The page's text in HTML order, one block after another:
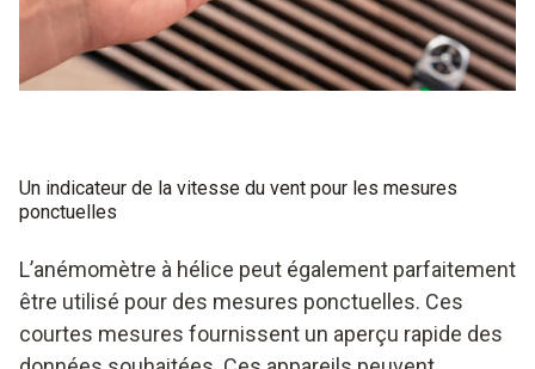
climatiques ou si vous avez besoin d’autres données, vous
pouvez également choisir un anémomètre permettant de
déterminer le point de rosée. Des évaluations encore plus
Un indicateur de la vitesse du vent pour les mesures
ponctuelles
L’anémomètre à hélice peut également parfaitement
être utilisé pour des mesures ponctuelles. Ces
courtes mesures fournissent un aperçu rapide des